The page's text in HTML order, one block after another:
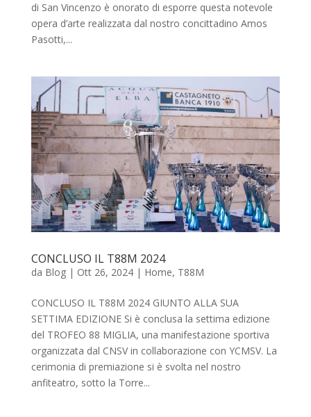
di San Vincenzo è onorato di esporre questa notevole
opera d’arte realizzata dal nostro concittadino Amos
Pasotti,...
CONCLUSO IL T88M 2024
da Blog| Ott 26, 2024| Home, T88M
CONCLUSO IL T88M 2024 GIUNTO ALLA SUA
SETTIMA EDIZIONE Si è conclusa la settima edizione
del TROFEO 88 MIGLIA, una manifestazione sportiva
organizzata dal CNSV in collaborazione con YCMSV. La
cerimonia di premiazione si è svolta nel nostro
anfiteatro, sotto la Torre...